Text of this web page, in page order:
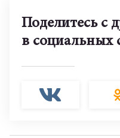
Поделитесь с
в социальных